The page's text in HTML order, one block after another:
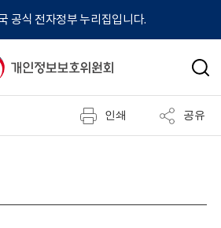
공식 전자정부 누리집입니다.
검
인쇄 공유